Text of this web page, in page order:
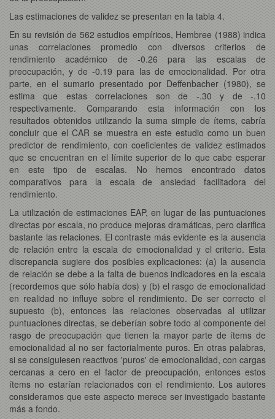
Las estimaciones de validez se presentan en la tabla 4.
En su revisión de 562 estudios empíricos, Hembree (1988) indica
unas correlaciones promedio con diversos criterios de
rendimiento académico de -0.26 para las escalas de
preocupación, y de -0.19 para las de emocionalidad. Por otra
parte, en el sumario presentado por Deffenbacher (1980), se
estima que estas correlaciones son de -.30 y de -.10
respectivamente. Comparando esta información con los
resultados obtenidos utilizando la suma simple de ítems, cabría
concluir que el CAR se muestra en este estudio como un buen
predictor de rendimiento, con coeficientes de validez estimados
que se encuentran en el límite superior de lo que cabe esperar
en este tipo de escalas. No hemos encontrado datos
comparativos para la escala de ansiedad facilitadora del
rendimiento.
La utilización de estimaciones EAP, en lugar de las puntuaciones
directas por escala, no produce mejoras dramáticas, pero clarifica
bastante las relaciones. El contraste más evidente es la ausencia
de relación entre la escala de emocionalidad y el criterio. Esta
discrepancia sugiere dos posibles explicaciones: (a) la ausencia
de relación se debe a la falta de buenos indicadores en la escala
(recordemos que sólo había dos) y (b) el rasgo de emocionalidad
en realidad no influye sobre el rendimiento. De ser correcto el
supuesto (b), entonces las relaciones observadas al utilizar
puntuaciones directas, se deberían sobre todo al componente del
rasgo de preocupación que tienen la mayor parte de ítems de
emocionalidad al no ser factorialmente puros. En otras palabras,
si se consiguiesen reactivos 'puros' de emocionalidad, con cargas
cercanas a cero en el factor de preocupación, entonces estos
ítems no estarían relacionados con el rendimiento. Los autores
consideramos que este aspecto merece ser investigado bastante
más a fondo.